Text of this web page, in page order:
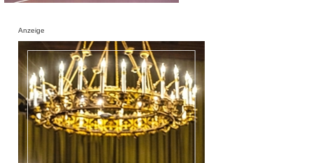
Anzeige